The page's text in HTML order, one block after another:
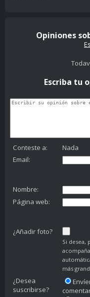
Opiniones
Escriba tu
Conteste a:
Nada
Email:
Nombre:
Página web:
¿Añadir foto?
Si desea,
más
¿Desea
suscribirse?